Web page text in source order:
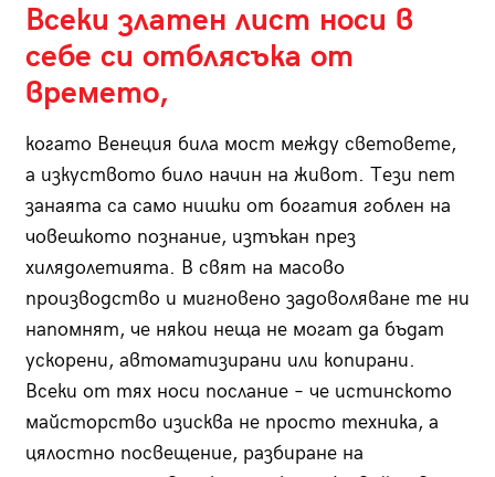
Всеки златен лист носи в
себе си отблясъка от
времето,
когато Венеция била мост между световете,
а изкуството било начин на живот. Тези пет
занаята са само нишки от богатия гоблен на
човешкото познание, изтъкан през
хилядолетията. В свят на масово
производство и мигновено задоволяване те ни
напомнят, че някои неща не могат да бъдат
ускорени, автоматизирани или копирани.
Всеки от тях носи послание – че истинското
майсторство изисква не просто техника, а
цялостно посвещение, разбиране на